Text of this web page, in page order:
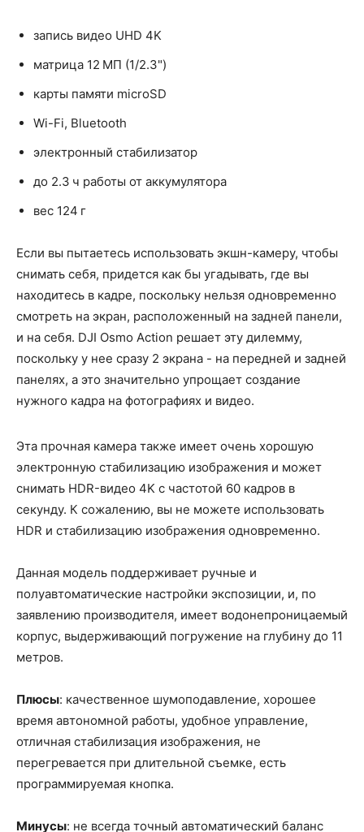
запись видео UHD 4K
матрица 12 МП (1/2.3")
карты памяти microSD
Wi-Fi, Bluetooth
электронный стабилизатор
до 2.3 ч работы от аккумулятора
вес 124 г
Если вы пытаетесь использовать экшн-камеру, чтобы
снимать себя, придется как бы угадывать, где вы
находитесь в кадре, поскольку нельзя одновременно
смотреть на экран, расположенный на задней панели,
и на себя. DJI Osmo Action решает эту дилемму,
поскольку у нее сразу 2 экрана - на передней и задней
панелях, а это значительно упрощает создание
нужного кадра на фотографиях и видео.
Эта прочная камера также имеет очень хорошую
электронную стабилизацию изображения и может
снимать HDR-видео 4K с частотой 60 кадров в
секунду. К сожалению, вы не можете использовать
HDR и стабилизацию изображения одновременно.
Данная модель поддерживает ручные и
полуавтоматические настройки экспозиции, и, по
заявлению производителя, имеет водонепроницаемый
корпус, выдерживающий погружение на глубину до 11
метров.
Плюсы: качественное шумоподавление, хорошее
время автономной работы, удобное управление,
отличная стабилизация изображения, не
перегревается при длительной съемке, есть
программируемая кнопка.
Минусы: не всегда точный автоматический баланс